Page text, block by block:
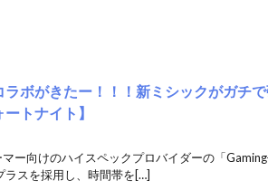
ラボがきたー！！！新ミシックがガチ
トナイト】
ー向けのハイスペックプロバイダーの「
ラスを採用し、時間帯を[…]